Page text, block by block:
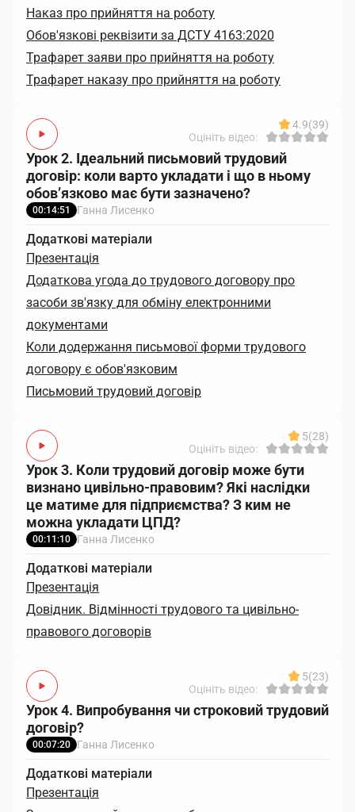
Наказ про прийняття на роботу
Обов'язкові реквізити за ДСТУ 4163:2020
Трафарет заяви про прийняття на роботу
Трафарет наказу про прийняття на роботу
4.9(39)
Оцініть відео:
Урок 2. Ідеальний письмовий трудовий
договір: коли варто укладати і що в ньому
обов’язково має бути зазначено?
00:14:51 Ганна Лисенко
Додаткові матеріали
Презентація
Додаткова угода до трудового договору про
засоби зв'язку для обміну електронними
документами
Коли додержання письмової форми трудового
договору є обов'язковим
Письмовий трудовий договір
5(28)
Оцініть відео:
Урок 3. Коли трудовий договір може бути
визнано цивільно-правовим? Які наслідки
це матиме для підприємства? З ким не
можна укладати ЦПД?
00:11:10 Ганна Лисенко
Додаткові матеріали
Презентація
Довідник. Відмінності трудового та цивільно-
правового договорів
5(23)
Оцініть відео:
Урок 4. Випробування чи строковий трудовий
договір?
00:07:20 Ганна Лисенко
Додаткові матеріали
Презентація